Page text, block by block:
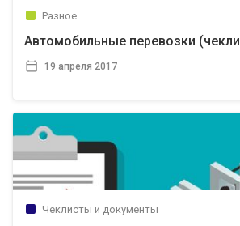
Разное
Автомобильные перевозки
19 апреля 2017
Чеклисты и документы